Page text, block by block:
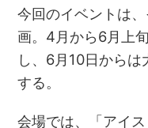
今回のイベントは
画。4月から6月上
し、6月10日からは
する。
会場では、「アイ